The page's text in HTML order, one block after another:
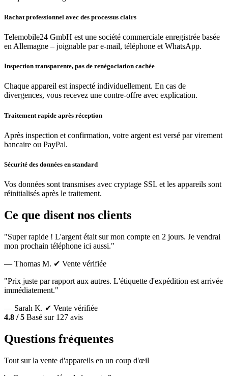
Rachat professionnel avec des processus clairs
Telemobile24 GmbH est une société commerciale enregistrée basée
en Allemagne – joignable par e-mail, téléphone et WhatsApp.
Inspection transparente, pas de renégociation cachée
Chaque appareil est inspecté individuellement. En cas de
divergences, vous recevez une contre-offre avec explication.
Traitement rapide après réception
Après inspection et confirmation, votre argent est versé par virement
bancaire ou PayPal.
Sécurité des données en standard
Vos données sont transmises avec cryptage SSL et les appareils sont
réinitialisés après le traitement.
Ce que disent nos clients
"Super rapide ! L'argent était sur mon compte en 2 jours. Je vendrai
mon prochain téléphone ici aussi."
— Thomas M. ✔ Vente vérifiée
"Prix juste par rapport aux autres. L'étiquette d'expédition est arrivée
immédiatement."
— Sarah K. ✔ Vente vérifiée
4.8 / 5 Basé sur 127 avis
Questions fréquentes
Tout sur la vente d'appareils en un coup d'œil